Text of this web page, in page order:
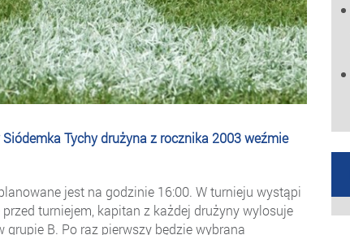
Tychy drużyna z rocznika 2003 weźmie
jest na godzinie 16:00. W turnieju wystąpi
turniejem, kapitan z każdej drużyny wylosuje
B. Po raz pierwszy będzie wybrana